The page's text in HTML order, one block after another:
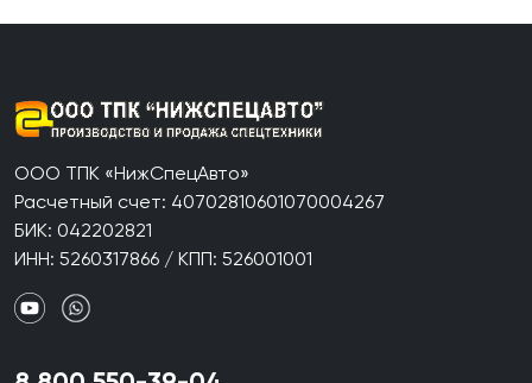
ООО ТПК «НижСпецАвто»
Расчетный счет: 40702810601070004267
БИК: 042202821
ИНН: 5260317866 / КПП: 526001001